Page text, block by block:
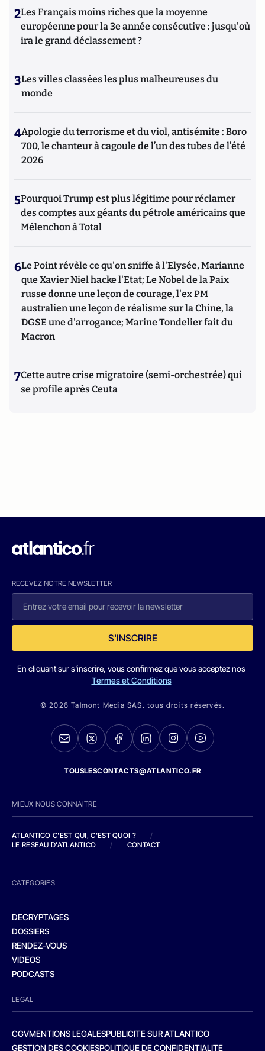
2Les Français moins riches que la moyenne
européenne pour la 3e année consécutive : jusqu'où
ira le grand déclassement ?
3Les villes classées les plus malheureuses du
monde
4Apologie du terrorisme et du viol, antisémite : Boro
700, le chanteur à cagoule de l’un des tubes de l’été
2026
5Pourquoi Trump est plus légitime pour réclamer
des comptes aux géants du pétrole américains que
Mélenchon à Total
6Le Point révèle ce qu'on sniffe à l'Elysée, Marianne
que Xavier Niel hacke l'Etat; Le Nobel de la Paix
russe donne une leçon de courage, l'ex PM
australien une leçon de réalisme sur la Chine, la
DGSE une d'arrogance; Marine Tondelier fait du
Macron
7Cette autre crise migratoire (semi-orchestrée) qui
se profile après Ceuta
RECEVEZ NOTRE NEWSLETTER
S'INSCRIRE
En cliquant sur s'inscrire, vous confirmez que vous acceptez nos
Termes et Conditions
© 2026 Talmont Media SAS. tous droits réservés.
TOUSLESCONTACTS@ATLANTICO.FR
MIEUX NOUS CONNAITRE
ATLANTICO C'EST QUI, C'EST QUOI ?
/
LE RESEAU D'ATLANTICO
/ CONTACT
CATEGORIES
DECRYPTAGES
DOSSIERS
RENDEZ-VOUS
VIDEOS
PODCASTS
LEGAL
CGVMENTIONS LEGALESPUBLICITE SUR ATLANTICO
GESTION DES COOKIESPOLITIQUE DE CONFIDENTIALITE